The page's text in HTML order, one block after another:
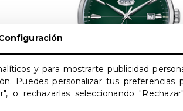
y para mostrarte publicidad
Puedes personalizar tus preferencias
o rechazarlas seleccionando